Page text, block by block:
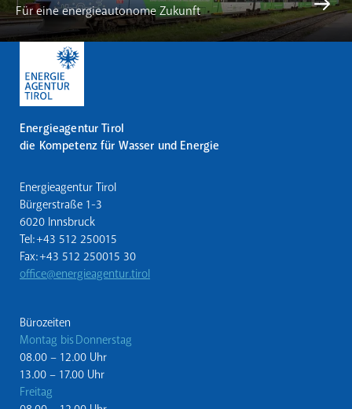
Für eine energieautonome Zukunft
Energieagentur Tirol
die Kompetenz für Wasser und Energie
Energieagentur Tirol
Bürgerstraße 1-3
6020 Innsbruck
Tel: +43 512 250015
Fax: +43 512 250015 30
office@energieagentur.tirol
Bürozeiten
Montag bis Donnerstag
08.00 – 12.00 Uhr
13.00 – 17.00 Uhr
Freitag